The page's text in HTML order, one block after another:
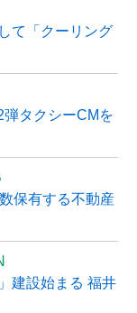
て「クーリング
タクシーCMを
保有する不動産
建設始まる 福井